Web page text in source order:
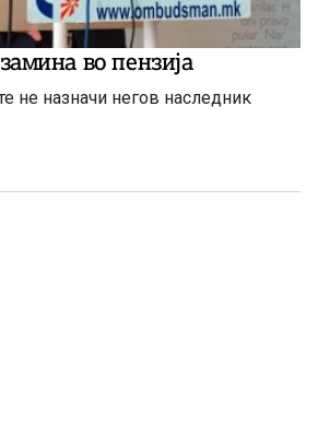
во пензија
не назначи негов наследник